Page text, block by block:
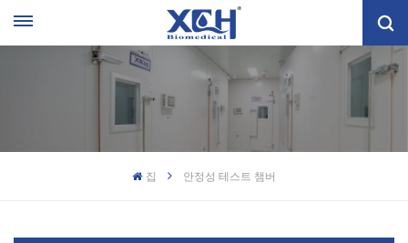
집 안정성 테스트 챔버